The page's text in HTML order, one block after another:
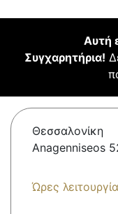
Αυτή
Συγχαρητήρια!
Θεσσαλονίκη
Anagenniseos
Ώρες